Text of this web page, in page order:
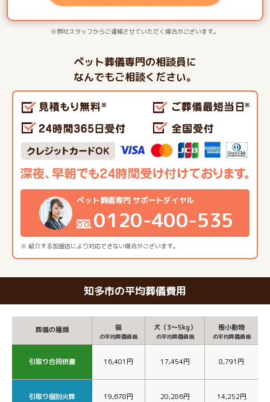
※弊社スタッフからご連絡させていただく場合がございます。
ペット葬儀専門の相談員に
なんでもご相談ください。
※ 紹介する加盟店により対応できない場合がございます。
ペット葬儀専門 サポートダイヤル
0120-400-535
知多市の平均葬儀費用
葬儀の種類 猫
の平均葬儀価格
犬（3～5kg）
の平均葬儀価格
極小動物
の平均葬儀価格
引取り合同供養 16,401円 17,454円 8,791円
引取り個別火葬 19,678円 20,286円 14,252円